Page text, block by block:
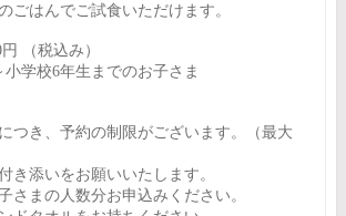
ごはんでご試食いただけます。
（税込み）
学校6年生までのお子さま
つき、予約の制限がございます。（最大
き添いをお願いいたします。
さまの人数分お申込みください。